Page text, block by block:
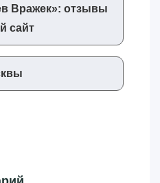
Вражек»‎: отзывы
сайт